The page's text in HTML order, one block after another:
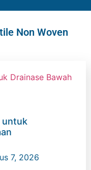
Non Woven
untuk
7, 2026